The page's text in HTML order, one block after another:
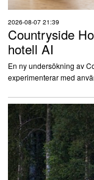
2026-08-07 21:39
Countryside
hotell AI
En ny undersökning av
experimenterar med